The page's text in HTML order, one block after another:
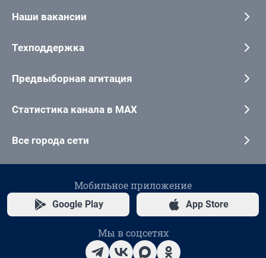
Наши вакансии
Техподдержка
Предвыборная агитация
Статистика канала в MAX
Все города сети
Мобильное приложение
Google Play App Store
Мы в соцсетях